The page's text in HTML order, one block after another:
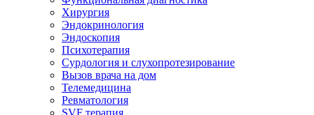
Хирургия
Эндокринология
Эндоскопия
Психотерапия
Сурдология и слухопротезирование
Вызов врача на дом
Телемедицина
Ревматология
SVF терапия